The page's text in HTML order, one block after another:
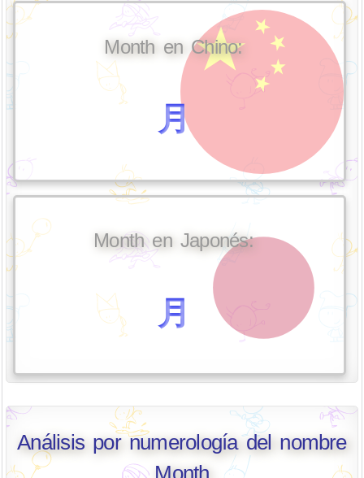
Month en Chino:
月
Month en Japonés:
月
Análisis por numerología del nombre